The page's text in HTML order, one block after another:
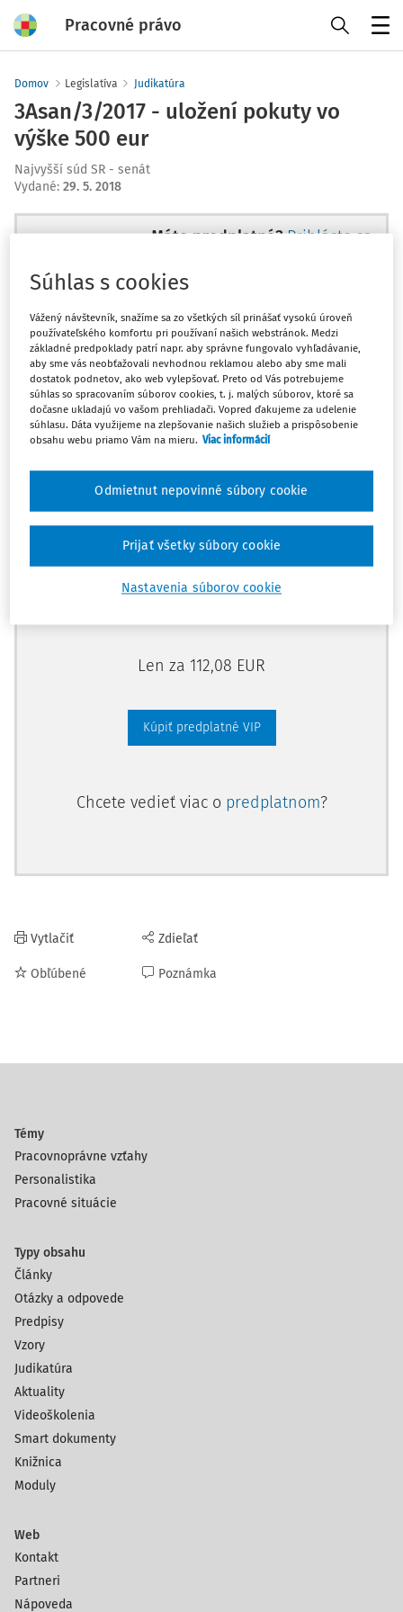
Pracovné právo
Domov Legislatíva Judikatúra
3Asan/3/2017 - uložení pokuty vo
výške 500 eur
Najvyšší súd SR - senát
Vydané: 29. 5. 2018
Máte predplatné? Prihláste sa
Tento dokument je len pre
predplatiteľov VIP.
Odomknite si prístup zakúpením
predplatného.
Vďaka tomu získate aj:
Kompletný odborný obsah portálu
Všetky praktické nástroje: vzory, smart
dokumenty, knižnica
Len za 112,08 EUR
Kúpiť predplatné VIP
Chcete vedieť viac o predplatnom?
Vytlačiť
Obľúbené
Zdieľať
Poznámka
Témy
Pracovnoprávne vzťahy
Personalistika
Pracovné situácie
Typy obsahu
Články
Otázky a odpovede
Predpisy
Vzory
Judikatúra
Aktuality
Videoškolenia
Smart dokumenty
Knižnica
Moduly
Web
Kontakt
Partneri
Nápoveda
Súhlas s cookies
Vážený návštevník, snažíme sa zo všetkých síl prinášať vysokú úroveň
používateľského komfortu pri používaní našich webstránok. Medzi
základné predpoklady patrí napr. aby správne fungovalo vyhľadávanie,
aby sme vás neobťažovali nevhodnou reklamou alebo aby sme mali
dostatok podnetov, ako web vylepšovať. Preto od Vás potrebujeme
súhlas so spracovaním súborov cookies, t. j. malých súborov, ktoré sa
dočasne ukladajú vo vašom prehliadači. Vopred ďakujeme za udelenie
súhlasu. Dáta využijeme na zlepšovanie našich služieb a prispôsobenie
obsahu webu priamo Vám na mieru. Viac informácií
Nastavenia súborov cookie
Odmietnut nepovinné súbory cookie
Prijať všetky súbory cookie